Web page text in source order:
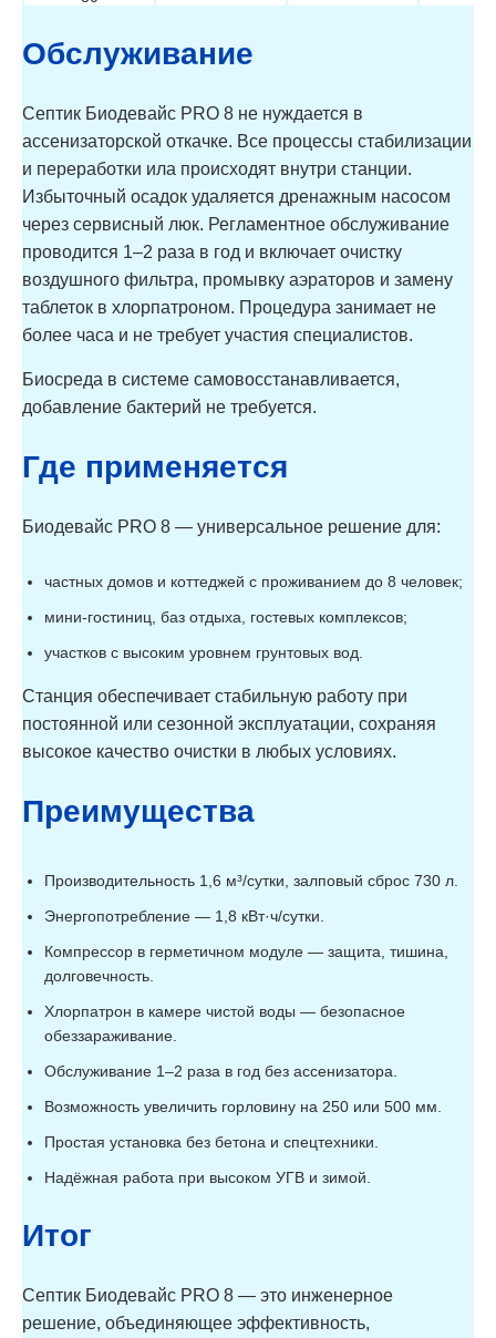
Обслуживание
Септик Биодевайс PRO 8 не нуждается в
ассенизаторской откачке. Все процессы стабилизации
и переработки ила происходят внутри станции.
Избыточный осадок удаляется дренажным насосом
через сервисный люк. Регламентное обслуживание
проводится 1–2 раза в год и включает очистку
воздушного фильтра, промывку аэраторов и замену
таблеток в хлорпатроном. Процедура занимает не
более часа и не требует участия специалистов.
Биосреда в системе самовосстанавливается,
добавление бактерий не требуется.
Где применяется
Биодевайс PRO 8 — универсальное решение для:
частных домов и коттеджей с проживанием до 8 человек;
мини-гостиниц, баз отдыха, гостевых комплексов;
участков с высоким уровнем грунтовых вод.
Станция обеспечивает стабильную работу при
постоянной или сезонной эксплуатации, сохраняя
высокое качество очистки в любых условиях.
Преимущества
Производительность 1,6 м³/сутки, залповый сброс 730 л.
Энергопотребление — 1,8 кВт·ч/сутки.
Компрессор в герметичном модуле — защита, тишина,
долговечность.
Хлорпатрон в камере чистой воды — безопасное
обеззараживание.
Обслуживание 1–2 раза в год без ассенизатора.
Возможность увеличить горловину на 250 или 500 мм.
Простая установка без бетона и спецтехники.
Надёжная работа при высоком УГВ и зимой.
Итог
Септик Биодевайс PRO 8 — это инженерное
решение, объединяющее эффективность,